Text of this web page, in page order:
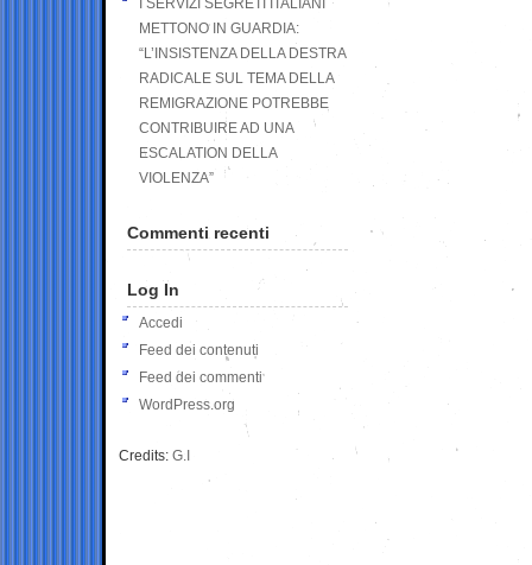
I SERVIZI SEGRETI ITALIANI
METTONO IN GUARDIA:
“L’INSISTENZA DELLA DESTRA
RADICALE SUL TEMA DELLA
REMIGRAZIONE POTREBBE
CONTRIBUIRE AD UNA
ESCALATION DELLA
VIOLENZA”
Commenti recenti
Log In
Accedi
Feed dei contenuti
Feed dei commenti
WordPress.org
Credits: G.I